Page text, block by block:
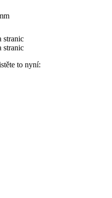
stranic
stranic
to nyní: